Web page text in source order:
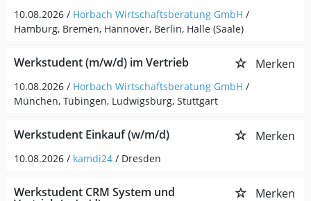
10.08.2026 / Horbach Wirtschaftsberatung GmbH /
Hamburg, Bremen, Hannover, Berlin, Halle (Saale)
Werkstudent (m/w/d) im Vertrieb Merken
10.08.2026 / Horbach Wirtschaftsberatung GmbH /
München, Tübingen, Ludwigsburg, Stuttgart
Werkstudent Einkauf (w/m/d) Merken
10.08.2026 / kamdi24 / Dresden
Werkstudent CRM System und Merken